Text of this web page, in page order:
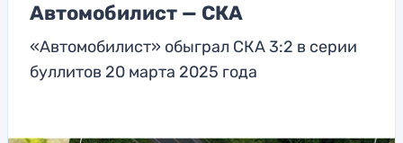
Автомобилист — СКА
«Автомобилист» обыграл СКА 3:2 в серии
буллитов 20 марта 2025 года